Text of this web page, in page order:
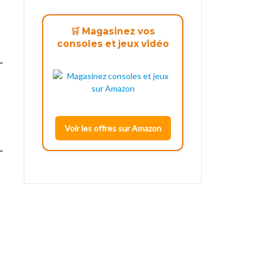
🛒 Magasinez vos
consoles et jeux vidéo
Voir les offres sur Amazon